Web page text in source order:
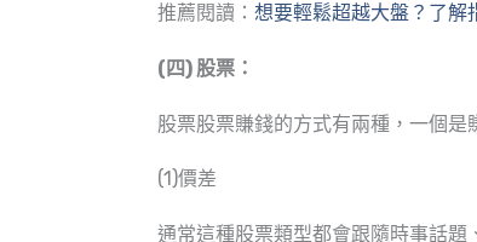
推薦閱讀： 想要輕鬆超越大盤？了解
(四) 股票：
股票股票賺錢的方式有兩種，一個是
(1)價差
通常這種股票類型都會跟隨時事話